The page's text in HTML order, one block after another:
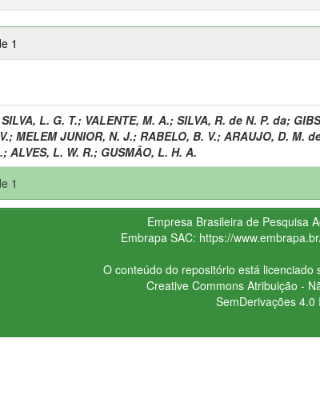
1
SILVA, L. G. T.; VALENTE, M. A.; SILVA, R. de N. P. da;
; MELEM JUNIOR, N. J.; RABELO, B. V.; ARAUJO, D. M.
; ALVES, L. W. R.; GUSMÃO, L. H. A.
1
Empresa Brasileira de Pesquisa
Embrapa SAC: https://
O conteúdo do repositório está licenciado
Creative CommonsAtribuição -
SemDerivações 4.0